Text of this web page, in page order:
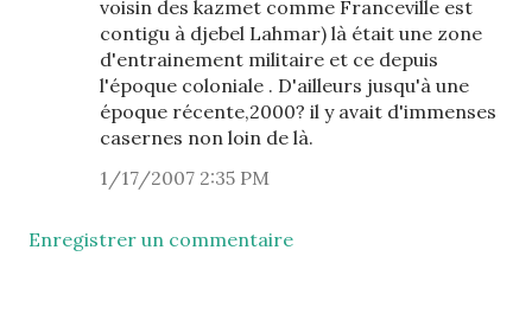
voisin des kazmet comme Franceville est
contigu à djebel Lahmar) là était une zone
d'entrainement militaire et ce depuis
l'époque coloniale . D'ailleurs jusqu'à une
époque récente,2000? il y avait d'immenses
casernes non loin de là.
1/17/2007 2:35 PM
Enregistrer un commentaire